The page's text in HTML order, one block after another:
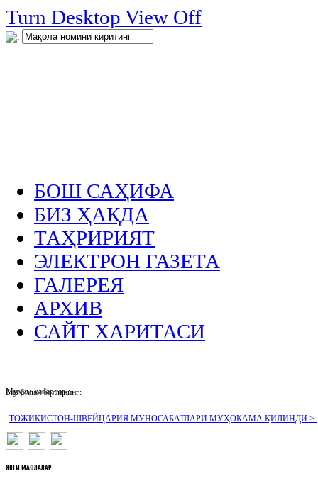
Turn Desktop View Off
.
БОШ САҲИФА
БИЗ ҲАҚДА
ТАҲРИРИЯТ
ЭЛЕКТРОН ГАЗЕТА
ГАЛЕРЕЯ
АРХИВ
САЙТ ХАРИТАСИ
Муҳим хабарлар :
ТОЖИКИСТОН-ШВЕЙЦАРИЯ МУНОСАБАТЛАРИ МУҲОКАМА ҚИЛИНДИ >
Биз билан боғланинг:
ЯНГИ МАҚОЛАЛАР